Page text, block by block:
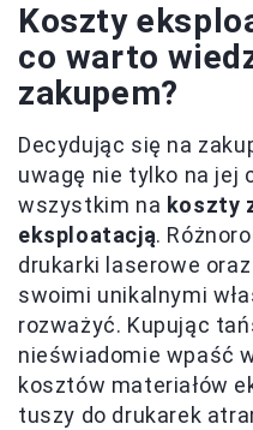
Koszty
co warto
zakupem?
Decydując się na
uwagę nie tylko na jej
wszystkim na koszty
eksploatacją.
drukarki laserowe
swoimi unikalnymi
rozważyć. Kupując
nieświadomie wpaść
kosztów materiałów
tuszy do drukarek